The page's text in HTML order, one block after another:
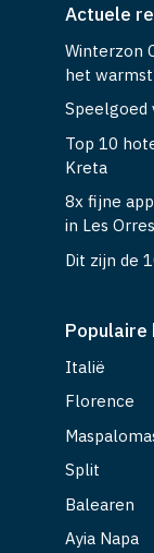
Actuele
Winterzon
het
Speelgoed
Top 10
Kreta
8x fijne
in Les Orres
Dit zijn de
Populaire
Italië
Florence
Split
Balearen
Ayia Napa